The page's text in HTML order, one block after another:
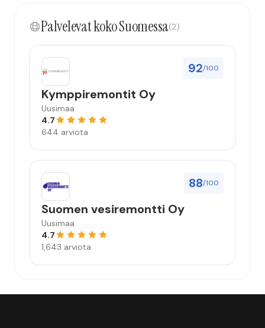
Palvelevat koko Suomessa(2)
92/100
Kymppiremontit Oy
Uusimaa
4.7
644 arviota
88/100
Suomen vesiremontti Oy
Uusimaa
4.7
1,643 arviota